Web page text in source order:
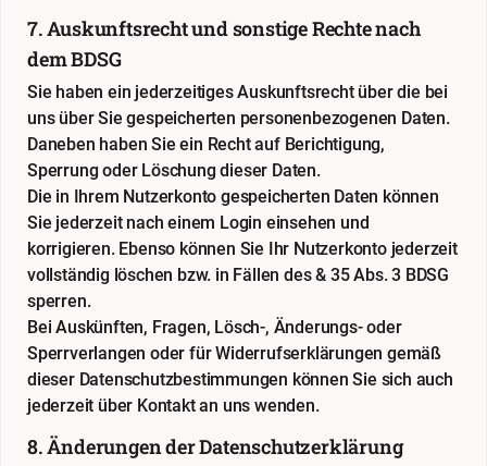
7. Auskunftsrecht und sonstige Rechte nach
dem BDSG
Sie haben ein jederzeitiges Auskunftsrecht über die bei
uns über Sie gespeicherten personenbezogenen Daten.
Daneben haben Sie ein Recht auf Berichtigung,
Sperrung oder Löschung dieser Daten.
Die in Ihrem Nutzerkonto gespeicherten Daten können
Sie jederzeit nach einem Login einsehen und
korrigieren. Ebenso können Sie Ihr Nutzerkonto jederzeit
vollständig löschen bzw. in Fällen des & 35 Abs. 3 BDSG
sperren.
Bei Auskünften, Fragen, Lösch-, Änderungs- oder
Sperrverlangen oder für Widerrufserklärungen gemäß
dieser Datenschutzbestimmungen können Sie sich auch
jederzeit über Kontakt an uns wenden.
8. Änderungen der Datenschutzerklärung